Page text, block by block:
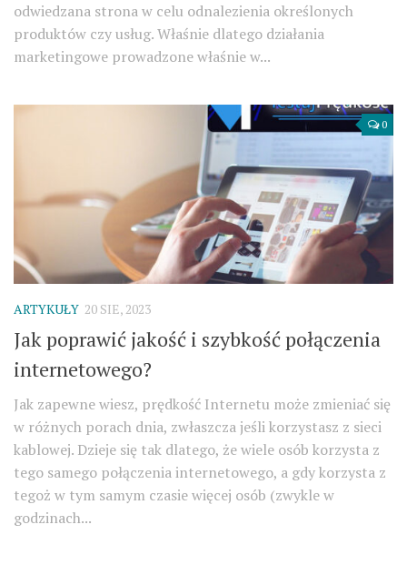
odwiedzana strona w celu odnalezienia określonych
produktów czy usług. Właśnie dlatego działania
marketingowe prowadzone właśnie w...
0
ARTYKUŁY 20 SIE, 2023
Jak poprawić jakość i szybkość połączenia
internetowego?
Jak zapewne wiesz, prędkość Internetu może zmieniać się
w różnych porach dnia, zwłaszcza jeśli korzystasz z sieci
kablowej. Dzieje się tak dlatego, że wiele osób korzysta z
tego samego połączenia internetowego, a gdy korzysta z
tegoż w tym samym czasie więcej osób (zwykle w
godzinach...